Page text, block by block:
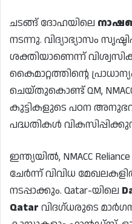
ചടങ്ങ് ദോഹയിലെ
നടന്നു. വിദ്യാഭ്യാസം
ശക്തിയാണെന്ന്
കൈമാറ്റത്തിന്റെ
ചെയ്തുകൊണ്ട് QM,
കുട്ടികളുടെ പഠന
പദ്ധതികൾ
ഇന്ത്യയിൽ, NMACC
ചേർന്ന് വിവിധ
നടപ്പാക്കും. Qatar-യിലെ
Qatar വിദഗ്ധരുടെ